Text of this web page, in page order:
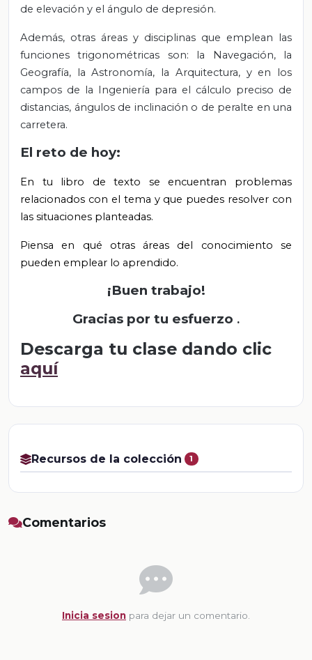
de elevación y el ángulo de depresión.
Además, otras áreas y disciplinas que emplean las
funciones trigonométricas son: la Navegación, la
Geografía, la Astronomía, la Arquitectura, y en los
campos de la Ingeniería para el cálculo preciso de
distancias, ángulos de inclinación o de peralte en una
carretera.
El reto de hoy:
En tu libro de texto se encuentran problemas
relacionados con el tema y que puedes resolver con
las situaciones planteadas.
Piensa en qué otras áreas del conocimiento se
pueden emplear lo aprendido.
¡Buen trabajo!
Gracias por tu esfuerzo .
Descarga tu clase dando clic
aquí
Recursos de la colección 1
Comentarios
Inicia sesion para dejar un comentario.